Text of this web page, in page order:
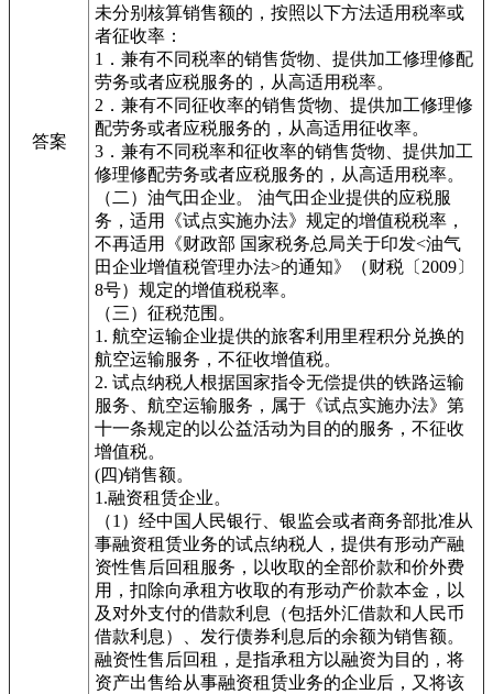
答案
未分别核算销售额的，按照以下方法适用税率或
者征收率：
1．兼有不同税率的销售货物、提供加工修理修配
劳务或者应税服务的，从高适用税率。
2．兼有不同征收率的销售货物、提供加工修理修
配劳务或者应税服务的，从高适用征收率。
3．兼有不同税率和征收率的销售货物、提供加工
修理修配劳务或者应税服务的，从高适用税率。
（二）油气田企业。 油气田企业提供的应税服
务，适用《试点实施办法》规定的增值税税率，
不再适用《财政部 国家税务总局关于印发<油气
田企业增值税管理办法>的通知》（财税〔2009〕
8号）规定的增值税税率。
（三）征税范围。
1. 航空运输企业提供的旅客利用里程积分兑换的
航空运输服务，不征收增值税。
2. 试点纳税人根据国家指令无偿提供的铁路运输
服务、航空运输服务，属于《试点实施办法》第
十一条规定的以公益活动为目的的服务，不征收
增值税。
(四)销售额。
1.融资租赁企业。
（1）经中国人民银行、银监会或者商务部批准从
事融资租赁业务的试点纳税人，提供有形动产融
资性售后回租服务，以收取的全部价款和价外费
用，扣除向承租方收取的有形动产价款本金，以
及对外支付的借款利息（包括外汇借款和人民币
借款利息）、发行债券利息后的余额为销售额。
融资性售后回租，是指承租方以融资为目的，将
资产出售给从事融资租赁业务的企业后，又将该